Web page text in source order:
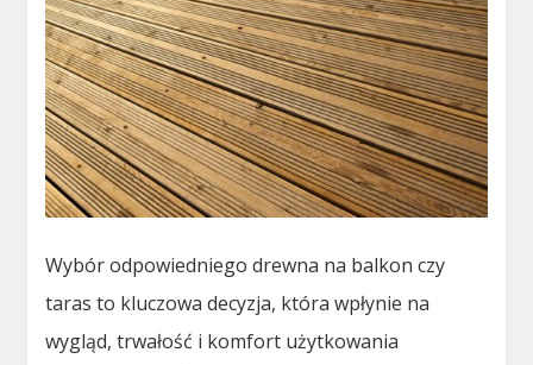
Wybór odpowiedniego drewna na balkon czy
taras to kluczowa decyzja, która wpłynie na
wygląd, trwałość i komfort użytkowania